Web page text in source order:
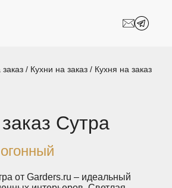
Межкомнатные
Мебель в ванную
/ Кухни на заказ / Кухня на заказ
Сутра
от Garders.ru – идеальный